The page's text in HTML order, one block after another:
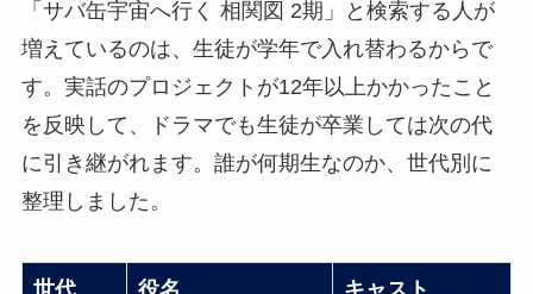
「サバ缶宇宙へ行く 相関図 2期」と検索する人が
増えているのは、生徒が学年で入れ替わるからで
す。実話のプロジェクトが12年以上かかったこと
を反映して、ドラマでも生徒が卒業しては次の代
に引き継がれます。誰が何期生なのか、世代別に
整理しました。